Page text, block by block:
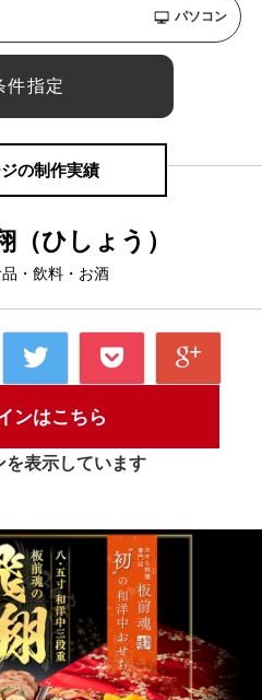
件指定
パソコン
の制作実績
（ひしょう）
・飲料・お酒
ンはこちら
を表示しています